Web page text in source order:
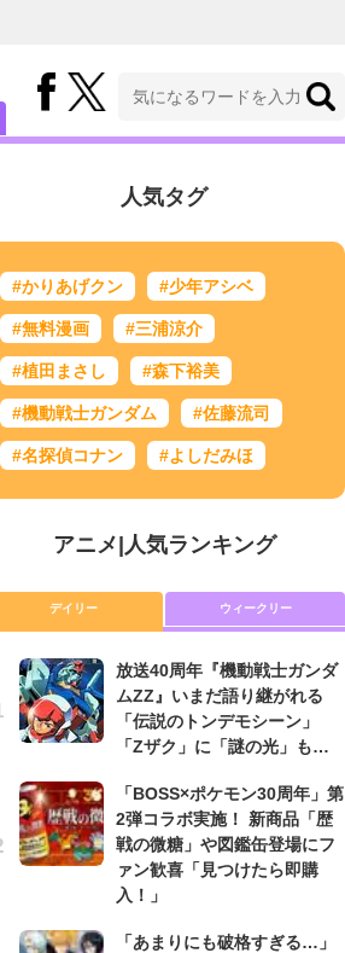
人気タグ
#かりあげクン #少年アシベ
#無料漫画 #三浦涼介
#植田まさし #森下裕美
#機動戦士ガンダム #佐藤流司
#名探偵コナン #よしだみほ
アニメ| 人気ランキング
デイリー ウィークリー
放送40周年『機動戦士ガンダ
ムZZ』いまだ語り継がれる
「伝説のトンデモシーン」
「Zザク」に「謎の光」も…
「BOSS×ポケモン30周年」第
2弾コラボ実施！ 新商品「歴
戦の微糖」や図鑑缶登場にフ
ァン歓喜「見つけたら即購
入！」
「あまりにも破格すぎる…」